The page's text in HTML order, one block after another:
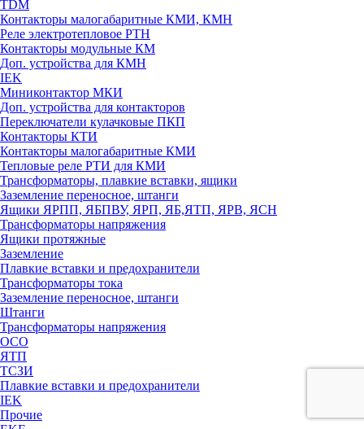
TDM
Контакторы малогабаритные КМИ, КМН
Реле электротепловое РТН
Контакторы модульные КМ
Доп. устройства для КМН
IEK
Миниконтактор МКИ
Доп. устройства для контакторов
Переключатели кулачковые ПКП
Контакторы КТИ
Контакторы малогабаритные КМИ
Тепловые реле РTИ для КМИ
Трансформаторы, плавкие вставки, ящики
Заземление переносное, штанги
Ящики ЯРПП, ЯБПВУ, ЯРП, ЯБ,ЯТП, ЯРВ, ЯСН
Трансформаторы напряжения
Ящики протяжные
Заземление
Плавкие вставки и предохранители
Трансформаторы тока
Заземление переносное, штанги
Штанги
Трансформаторы напряжения
ОСО
ЯТП
ТСЗИ
Плавкие вставки и предохранители
IEK
Прочие